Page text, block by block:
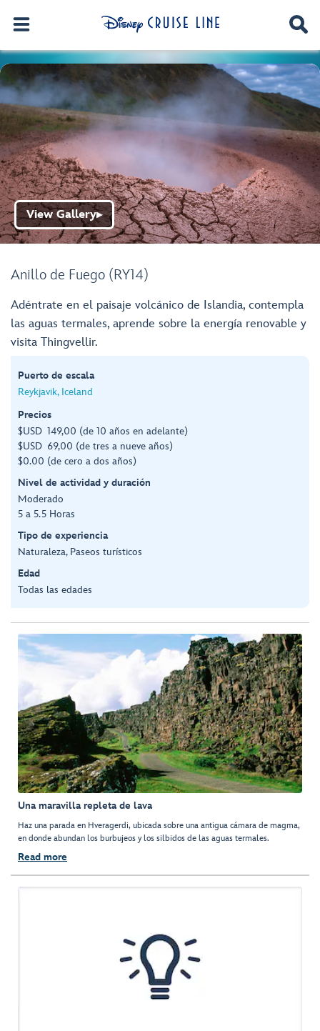
Anillo de Fuego (RY14)
View Gallery▶
Adéntrate en el paisaje volcánico de Islandia, contempla
las aguas termales, aprende sobre la energía renovable y
visita Thingvellir.
Puerto de escala
Reykjavik, Iceland
Precios
$USD 149,00 (de 10 años en adelante)
$USD 69,00 (de tres a nueve años)
$0.00 (de cero a dos años)
Nivel de actividad y duración
Moderado
5 a 5.5 Horas
Tipo de experiencia
Naturaleza, Paseos turísticos
Edad
Todas las edades
Una maravilla repleta de lava
Haz una parada en Hveragerdi, ubicada sobre una antigua cámara de magma,
en donde abundan los burbujeos y los silbidos de las aguas termales.
Read more